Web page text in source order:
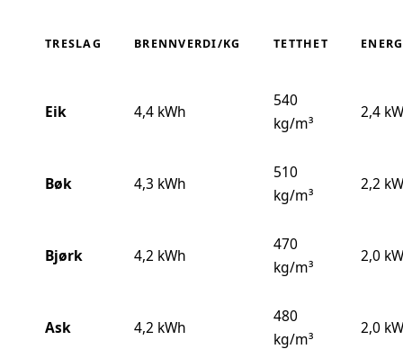
TRESLAG BRENNVERDI/KG TETTHET
Eik 4,4 kWh
540
kg/m³
2,4
Bøk 4,3 kWh
510
kg/m³
2,2
Bjørk 4,2 kWh
470
kg/m³
2,0
Ask 4,2 kWh
480
kg/m³
2,0